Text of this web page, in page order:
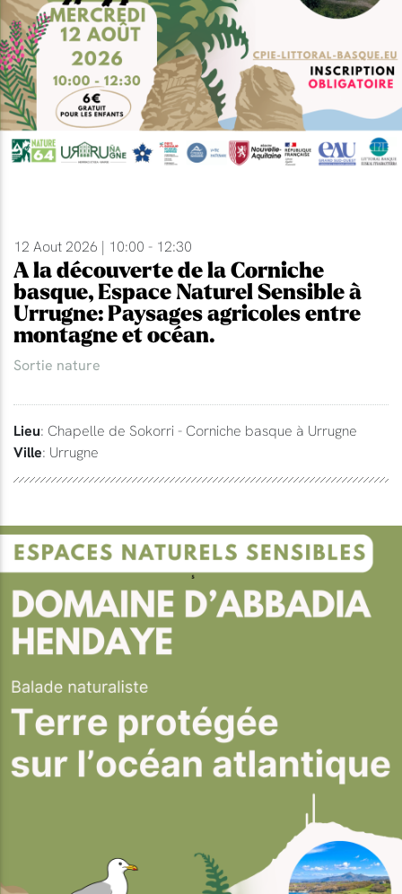
12 Aout 2026 | 10:00 - 12:30
A la découverte de la Corniche
basque, Espace Naturel Sensible à
Urrugne: Paysages agricoles entre
montagne et océan.
Sortie nature
Lieu: Chapelle de Sokorri - Corniche basque à Urrugne
Ville: Urrugne